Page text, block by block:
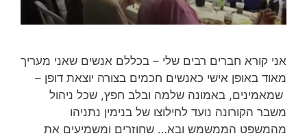
אני קורא חברים רבים שלי – בכללם אנשים שאני מעריך
מאוד באופן אישי כאנשים חכמים בצורה יוצאת דופן –
שמאמינים, באמונה שלמה ובלב חפץ, שכל ניהול
משבר הקורונה נועד לחילוצו של בנימין נתניהו
מהמשפט הממשמש ובא… שחוזרים ומשמיעים את